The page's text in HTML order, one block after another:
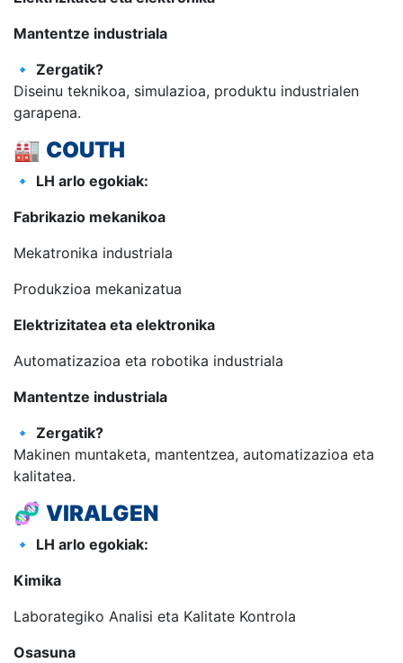
Mantentze industriala
🔹 Zergatik?
Diseinu teknikoa, simulazioa, produktu industrialen
garapena.
🏭 COUTH
🔹
LH arlo egokiak:
Fabrikazio mekanikoa
Mekatronika industriala
Produkzioa mekanizatua
Elektrizitatea eta elektronika
Automatizazioa eta robotika industriala
Mantentze industriala
🔹 Zergatik?
Makinen muntaketa, mantentzea, automatizazioa eta
kalitatea.
🧬 VIRALGEN
🔹
LH arlo egokiak:
Kimika
Laborategiko Analisi eta Kalitate Kontrola
Osasuna